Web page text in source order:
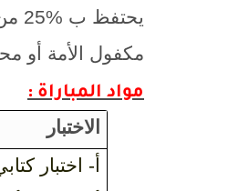
مكفول الأمة أو
مواد المباراة :
الاختبار
أ- اختبار